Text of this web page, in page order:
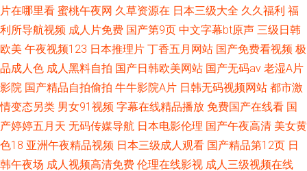
片在哪里看 蜜桃午夜网 久草资源在 日本三级大全 久久福利 福
利所导航视频 成人片免费 国产第9页 中文字幕bt原声 三级日韩
欧美 午夜视频123 日本推理片 丁香五月网站 国产免费看视频 极
品成人色 成人黑料自拍 国产日韩欧美网站 国产无码av 老湿A片
影院 国产精品自拍偷拍 牛牛影院A片 日韩无码视频网站 都市激
情变态另类 男女91视频 字幕在线精品播放 免费国产在线看 国
产婷婷五月天 无码传媒导航 日本电影伦理 国产午夜高清 美女黄
色18 亚洲午夜精品视频 日本三级成人观看 国产精品第12页 日
韩午夜场 成人视频高清免费 伦理在线影视 成人三级视频在线